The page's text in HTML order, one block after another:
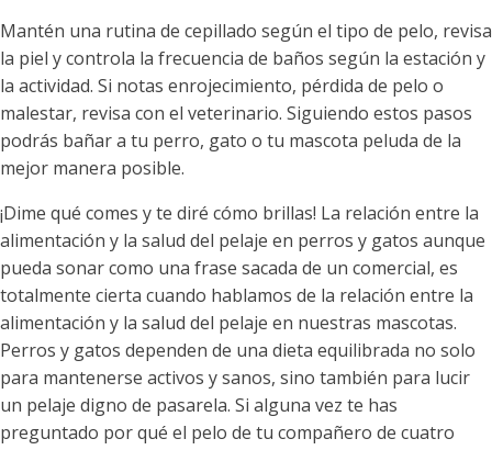
Mantén una rutina de cepillado según el tipo de pelo, revisa
la piel y controla la frecuencia de baños según la estación y
la actividad. Si notas enrojecimiento, pérdida de pelo o
malestar, revisa con el veterinario. Siguiendo estos pasos
podrás bañar a tu perro, gato o tu mascota peluda de la
mejor manera posible.
¡Dime qué comes y te diré cómo brillas! La relación entre la
alimentación y la salud del pelaje en perros y gatos aunque
pueda sonar como una frase sacada de un comercial, es
totalmente cierta cuando hablamos de la relación entre la
alimentación y la salud del pelaje en nuestras mascotas.
Perros y gatos dependen de una dieta equilibrada no solo
para mantenerse activos y sanos, sino también para lucir
un pelaje digno de pasarela. Si alguna vez te has
preguntado por qué el pelo de tu compañero de cuatro